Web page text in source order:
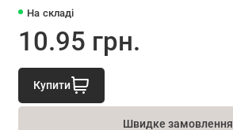
На складі
10.95 грн.
Купити
Швидке замовлення